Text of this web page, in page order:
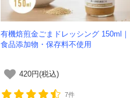
有機焙煎金ごまドレッシング 150ml｜
食品添加物・保存料不使用
420円(税込)
7件